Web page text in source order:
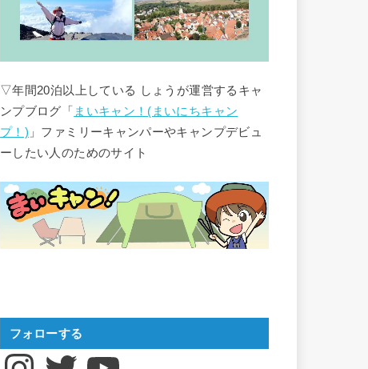
▽年間20泊以上している しょうが運営するキャ
ンプブログ「 まいキャン！(まいにちキャン
プ！) 」ファミリーキャンパーやキャンプデビュ
ーしたい人のためのサイト
フォローする
InstagramTwitter YouTube